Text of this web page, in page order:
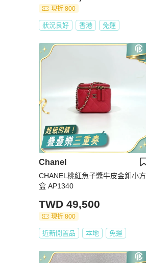
現折 800
狀況良好 香港 免運
Chanel
CHANEL桃紅魚子醬牛皮金釦小方
盒 AP1340
TWD 49,500
現折 800
近新閒置品 本地 免運